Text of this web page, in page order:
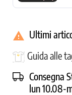
 Ultimi
Guida alle
Consegna
lun 10.08-